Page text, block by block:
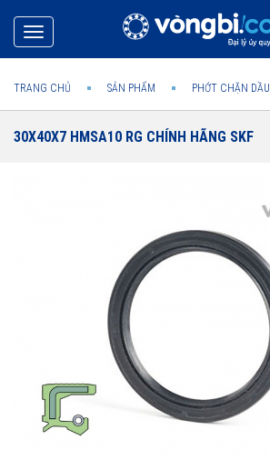
Toggle
navigation
TRANG CHỦ SẢN PHẨM PHỚT CHẶN DẦU
30X40X7 HMSA10 RG CHÍNH HÃNG SKF